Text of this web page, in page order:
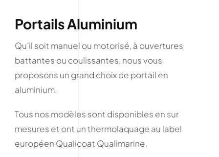
Portails Aluminium
Qu’il soit manuel ou motorisé, à ouvertures
battantes ou coulissantes, nous vous
proposons un grand choix de portail en
aluminium.
Tous nos modèles sont disponibles en sur
mesures et ont un thermolaquage au label
européen Qualicoat Qualimarine.